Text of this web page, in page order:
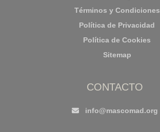
Términos y Condiciones
Política de Privacidad
Política de Cookies
Sitemap
CONTACTO
info@mascomad.org